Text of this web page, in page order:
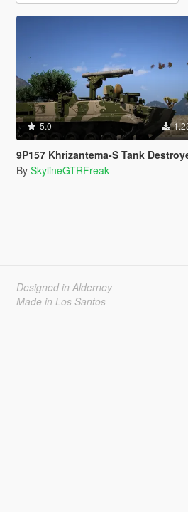
5.0
9P157 Khrizantema-S Tank Destroyer
By SkylineGTRFreak
Designed in Alderney
Made in Los Santos